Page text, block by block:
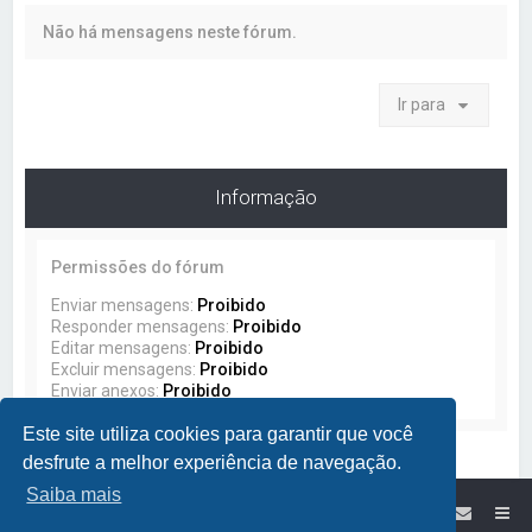
Este site utiliza cookies para garantir que você
desfrute a melhor experiência de navegação.
Saiba mais
Não há mensagens neste fórum.
Ir para
Informação
Permissões do fórum
Enviar mensagens: Proibido
Responder mensagens: Proibido
Editar mensagens: Proibido
Excluir mensagens: Proibido
Enviar anexos: Proibido